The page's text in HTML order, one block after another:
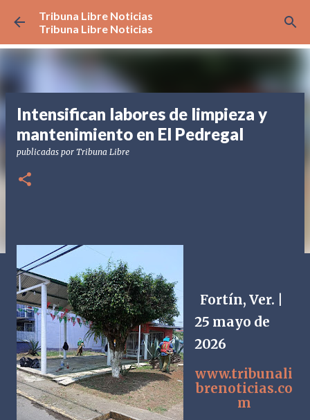
Ir al contenido principal
Tribuna Libre Noticias
Tribuna Libre Noticias
Intensifican labores de limpieza y
mantenimiento en El Pedregal
publicadas por Tribuna Libre
Fortín, Ver. |
25 mayo de
2026
www.tribunali
brenoticias.co
m